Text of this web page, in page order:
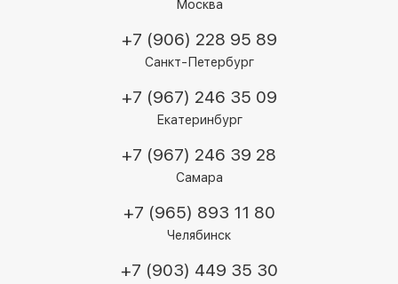
Москва
+7 (906) 228 95 89
Санкт-Петербург
+7 (967) 246 35 09
Екатеринбург
+7 (967) 246 39 28
Самара
+7 (965) 893 11 80
Челябинск
+7 (903) 449 35 30